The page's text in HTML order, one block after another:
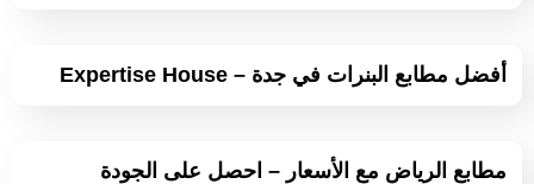
أفضل مطابع البنرات في جدة – Expertise House
مطابع الرياض مع الأسعار – احصل على الجودة